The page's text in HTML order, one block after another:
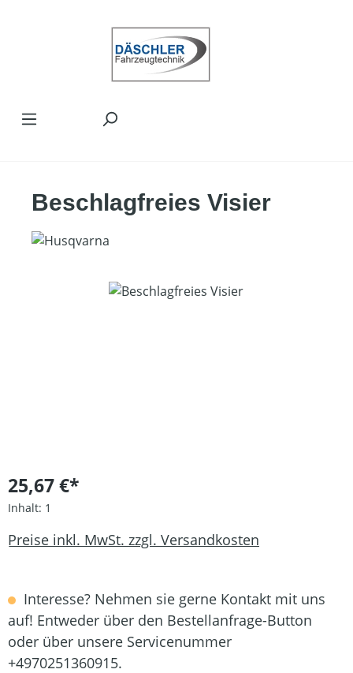
Beschlagfreies Visier
Bildergalerie überspringen
25,67 €*
Inhalt: 1
Preise inkl. MwSt. zzgl. Versandkosten
Interesse? Nehmen sie gerne Kontakt mit uns
auf! Entweder über den Bestellanfrage-Button
oder über unsere Servicenummer
+4970251360915.